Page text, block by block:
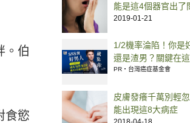
。伯
食慾
能是這4個器官出了
2019-01-21
1/2機率淪陷！你是
還是渣男？關鍵在這
PR・台灣癌症基金會
皮膚發癢千萬別輕
能出現這8大病症